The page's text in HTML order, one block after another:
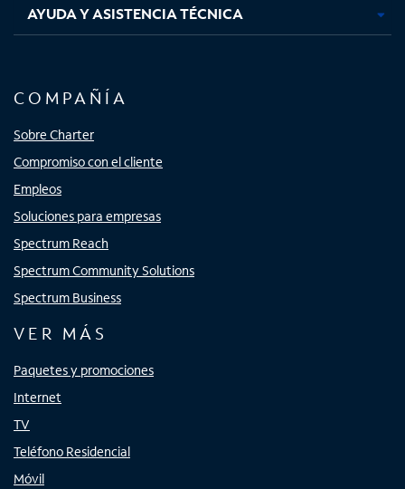
AYUDA Y ASISTENCIA TÉCNICA
COMPAÑÍA
Sobre Charter
Compromiso con el cliente
Empleos
Soluciones para empresas
Spectrum Reach
Spectrum Community Solutions
Spectrum Business
VER MÁS
Paquetes y promociones
Internet
TV
Teléfono Residencial
Móvil